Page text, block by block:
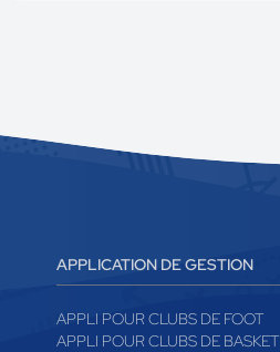
APPLICATION DE GESTION
APPLI POUR CLUBS DE FOOT
APPLI POUR CLUBS DE BASKET